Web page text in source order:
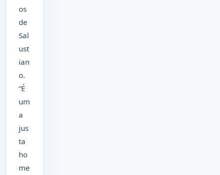
os
de
Sal
ust
ian
o.
“É
um
a
jus
ta
ho
me